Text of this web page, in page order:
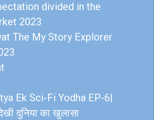
divided in the
2023
The My Story Explorer
Ek Sci-Fi Yodha EP-6|
दुनिया का खुलासा